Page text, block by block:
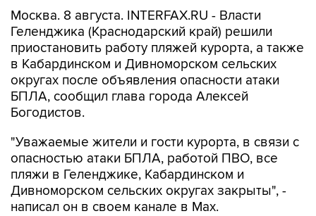
Москва. 8 августа. INTERFAX.RU - Власти
Геленджика (Краснодарский край) решили
приостановить работу пляжей курорта, а также
в Кабардинском и Дивноморском сельских
округах после объявления опасности атаки
БПЛА, сообщил глава города Алексей
Богодистов.
"Уважаемые жители и гости курорта, в связи с
опасностью атаки БПЛА, работой ПВО, все
пляжи в Геленджике, Кабардинском и
Дивноморском сельских округах закрыты", -
написал он в своем канале в Max.